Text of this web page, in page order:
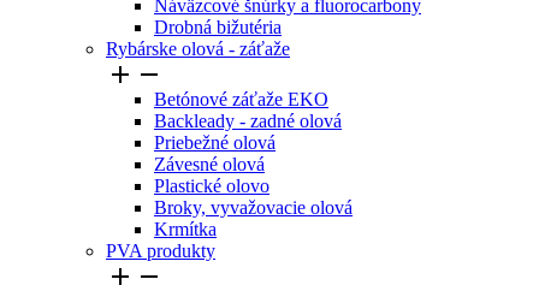
Náväzcové šnúrky a fluorocarbony
Drobná bižutéria
Rybárske olová - záťaže
 
Betónové záťaže EKO
Backleady - zadné olová
Priebežné olová
Závesné olová
Plastické olovo
Broky, vyvažovacie olová
Krmítka
PVA produkty
 